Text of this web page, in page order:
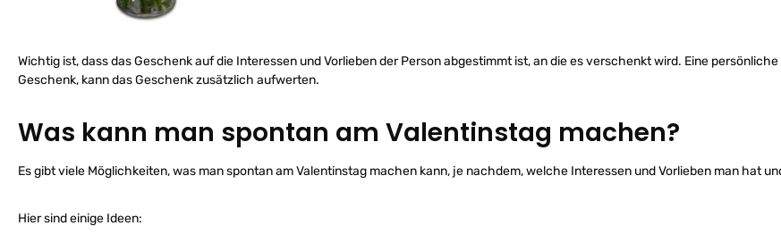
Wichtig ist, dass das Geschenk auf die Interessen und Vorlieben der Person abgestimmt ist, an die es verschenkt wird. Eine
Geschenk, kann das Geschenk zusätzlich aufwerten.
Was kann man spontan am Valentinstag machen?
Es gibt viele Möglichkeiten, was man spontan am Valentinstag machen kann, je nachdem, welche Interessen und Vorlieben man hat
Hier sind einige Ideen: